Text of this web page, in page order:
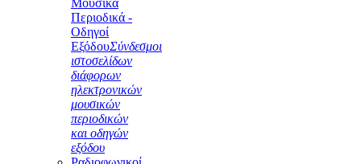
Μουσικά
Περιοδικά -
Οδηγοί
ΕξόδουΣύνδεσμοι
ιστοσελίδων
διάφορων
ηλεκτρονικών
μουσικών
περιοδικών
και οδηγών
εξόδου